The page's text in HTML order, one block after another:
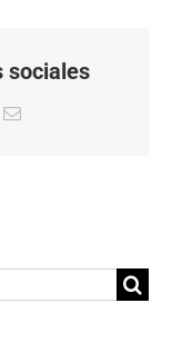
sociales
Correo